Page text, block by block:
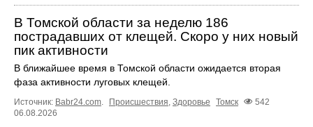
В Томской области за неделю 186
пострадавших от клещей. Скоро у них новый
пик активности
В ближайшее время в Томской области ожидается вторая
фаза активности луговых клещей.
Источник: Babr24.com. Происшествия, Здоровье Томск
542
06.08.2026